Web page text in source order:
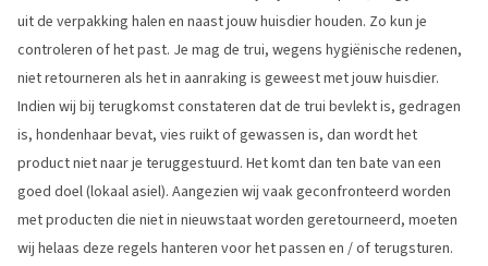
uit de verpakking halen en naast jouw huisdier houden. Zo kun je
controleren of het past. Je mag de trui, wegens hygiënische redenen,
niet retourneren als het in aanraking is geweest met jouw huisdier.
Indien wij bij terugkomst constateren dat de trui bevlekt is, gedragen
is, hondenhaar bevat, vies ruikt of gewassen is, dan wordt het
product niet naar je teruggestuurd. Het komt dan ten bate van een
goed doel (lokaal asiel). Aangezien wij vaak geconfronteerd worden
met producten die niet in nieuwstaat worden geretourneerd, moeten
wij helaas deze regels hanteren voor het passen en / of terugsturen.